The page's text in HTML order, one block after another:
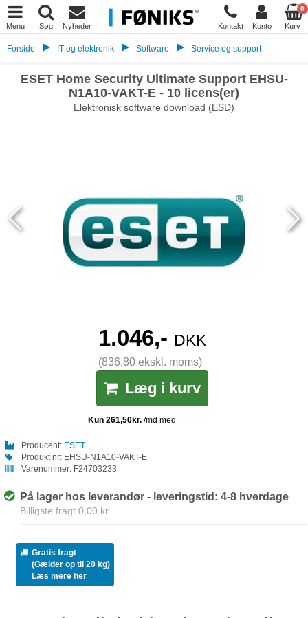
Menu Søg Nyheder Kontakt Konto
0
Kurv
Forside IT og elektronik Software Service og support
ESET Home Security Ultimate Support EHSU-
N1A10-VAKT-E - 10 licens(er)
Elektronisk software download (ESD)
1.046,- DKK
(836,80 ekskl. moms)
Læg i kurv
Producent: ESET
Produkt nr: EHSU-N1A10-VAKT-E
Varenummer: F24703233
På lager hos leverandør - leveringstid: 4-8 hverdage
Billigste fragt 0,00 kr.
Gratis fragt
(Gælder op til 20 kg)
Læs mere her